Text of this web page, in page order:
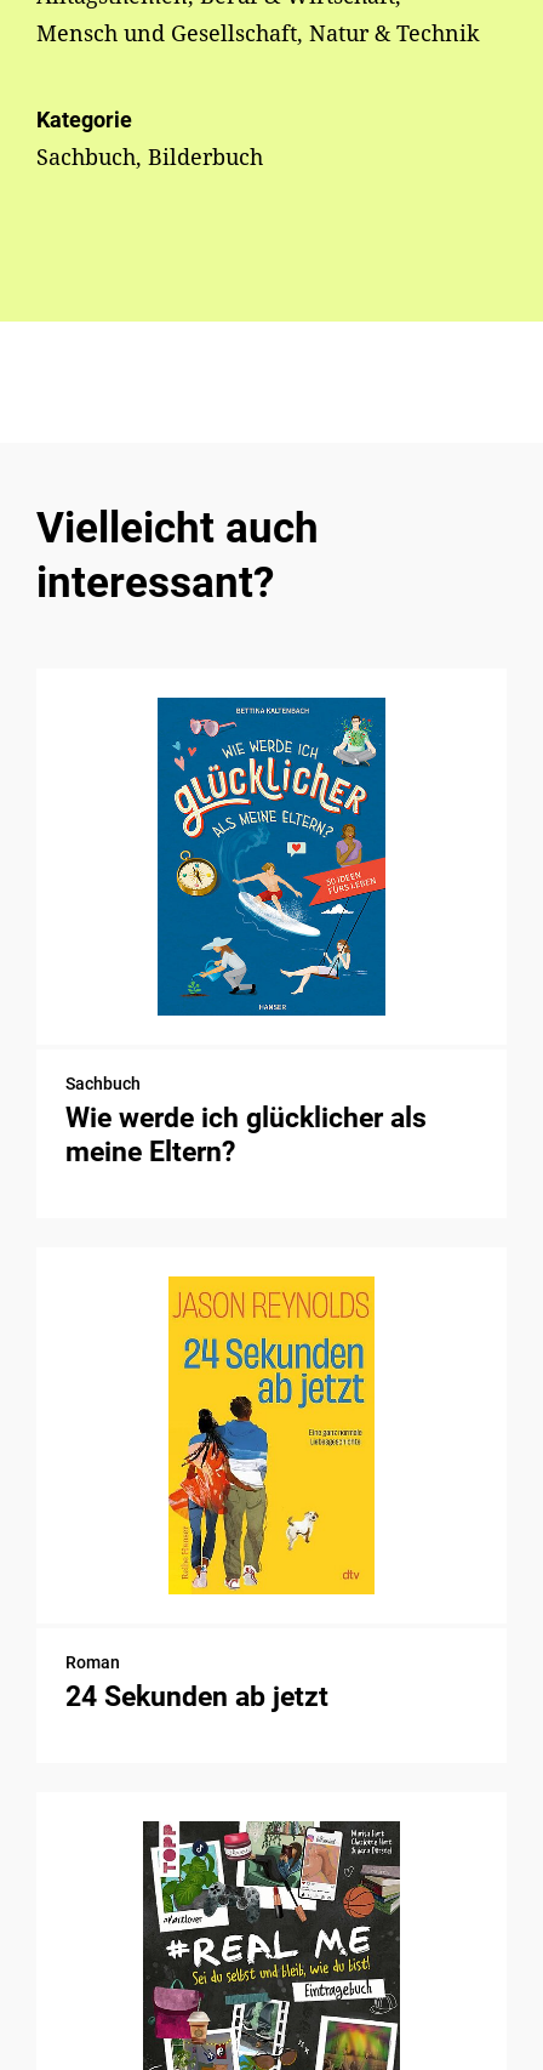
Mensch und Gesellschaft, Natur & Technik
Kategorie
Sachbuch, Bilderbuch
Vielleicht auch
interessant?
Sachbuch
Wie werde ich glücklicher als
meine Eltern?
Roman
24 Sekunden ab jetzt